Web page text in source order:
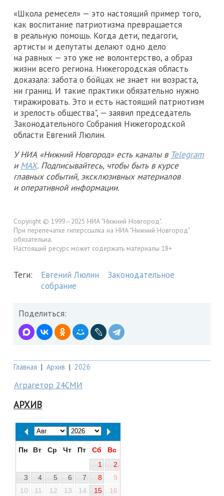
«Школа ремесел» — это настоящий пример того,
как воспитание патриотизма превращается
в реальную помощь. Когда дети, педагоги,
артисты и депутаты делают одно дело
на равных — это уже не волонтерство, а образ
жизни всего региона. Нижегородская область
доказала: забота о бойцах не знает ни возраста,
ни границ. И такие практики обязательно нужно
тиражировать. Это и есть настоящий патриотизм
и зрелость общества", — заявил председатель
Законодательного Собрания Нижегородской
области Евгений Люлин.
У НИА «Нижний Новгород» есть каналы в Telegram
и MAX. Подписывайтесь, чтобы быть в курсе
главных событий, эксклюзивных материалов
и оперативной информации.
Copyright © 1999—2025 НИА "Нижний Новгород".
При перепечатке гиперссылка на НИА "Нижний Новгород"
обязательна.
Настоящий ресурс может содержать материалы 18+
Теги: Евгений Люлин
Законодательное
собрание
Поделиться:
Главная | Архив | 2026
Аграгетор 24СМИ
АРХИВ
Пн Вт Ср Чт Пт Сб
Вс
1
2
3
4 5 6 7 8
9
10
11 12 13 14 15
16